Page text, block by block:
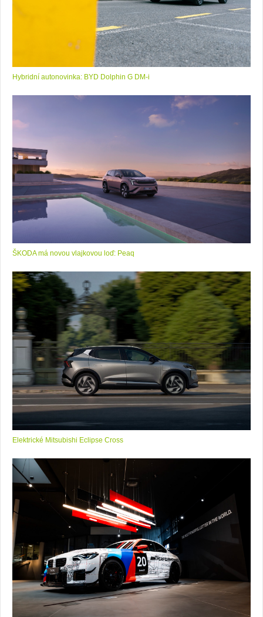
Hybridní autonovinka: BYD Dolphin G DM-i
ŠKODA má novou vlajkovou loď: Peaq
Elektrické Mitsubishi Eclipse Cross